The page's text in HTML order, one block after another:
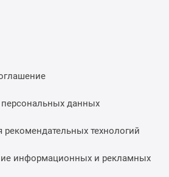
данных
технологий
информационных и рекламных